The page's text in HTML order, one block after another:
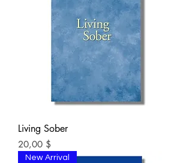
Living Sober
Цена
20,00 $
New Arrival